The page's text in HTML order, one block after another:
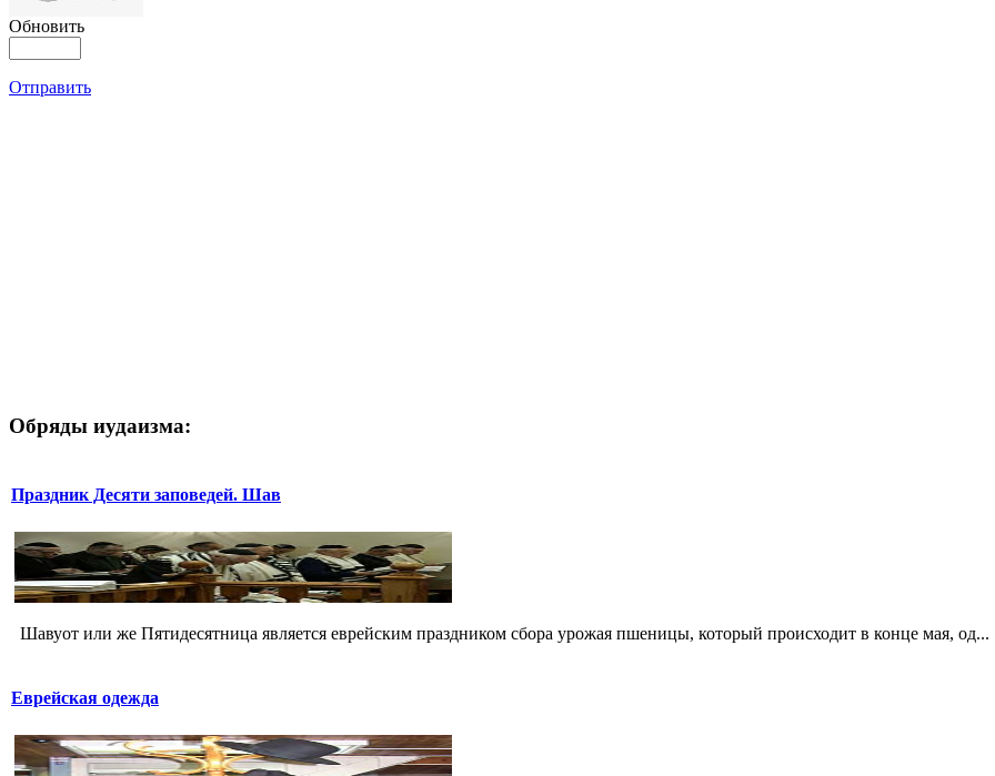
Обновить
Отправить
Обряды иудаизма:
Праздник Десяти заповедей. Шав
Шавуот или же Пятидесятница является еврейским праздником сбора урожая пшеницы, который происходит в конце мая, од...
Еврейская одежда